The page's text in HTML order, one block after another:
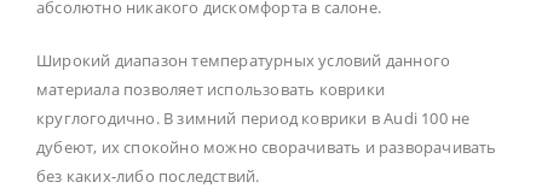
абсолютно никакого дискомфорта в салоне.
Широкий диапазон температурных условий данного
материала позволяет использовать коврики
круглогодично. В зимний период коврики в Audi 100 не
дубеют, их спокойно можно сворачивать и разворачивать
без каких-либо последствий.